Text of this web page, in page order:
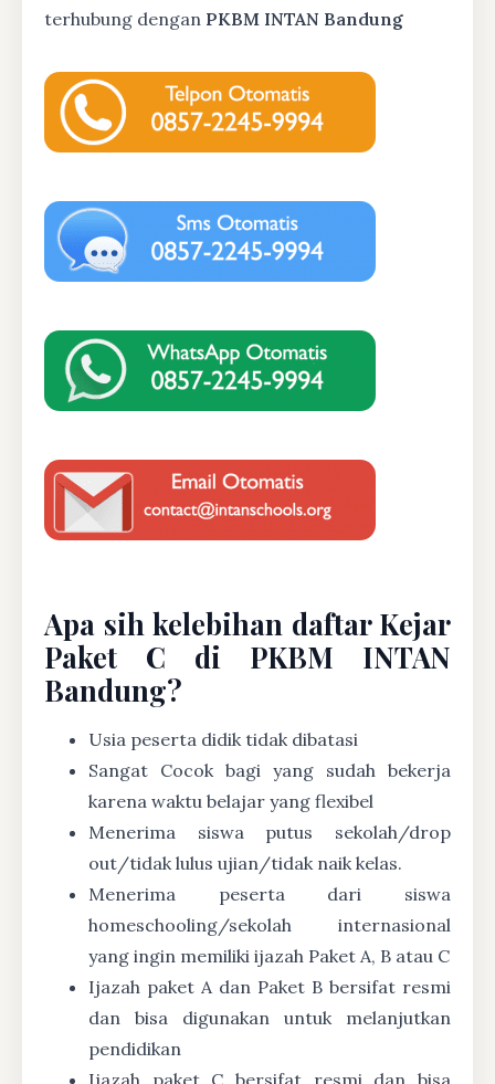
terhubung dengan PKBM INTAN Bandung
Apa sih kelebihan daftar Kejar
Paket C di PKBM INTAN
Bandung?
Usia peserta didik tidak dibatasi
Sangat Cocok bagi yang sudah bekerja
karena waktu belajar yang flexibel
Menerima siswa putus sekolah/drop
out/tidak lulus ujian/tidak naik kelas.
Menerima peserta dari siswa
homeschooling/sekolah internasional
yang ingin memiliki ijazah Paket A, B atau C
Ijazah paket A dan Paket B bersifat resmi
dan bisa digunakan untuk melanjutkan
pendidikan
Ijazah paket C bersifat resmi dan bisa